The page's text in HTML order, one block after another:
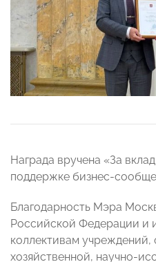
Награда вручена «За
поддержке бизнес-
Благодарность Мэра
Российской Федерации и
коллективам учреждений,
хозяйственной, научно-